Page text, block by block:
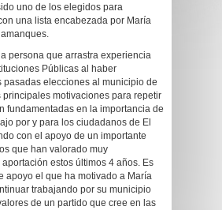
uno de los elegidos para
una lista encabezada por María
persona que arrastra experiencia
Públicas al haber
pasadas elecciones al municipio de
principales motivaciones para repetir
fundamentadas en la importancia de
por y para los ciudadanos de El
con el apoyo de un importante
que han valorado muy
estos últimos 4 años. Es
apoyo el que ha motivado a María
trabajando por su municipio
de un partido que cree en las